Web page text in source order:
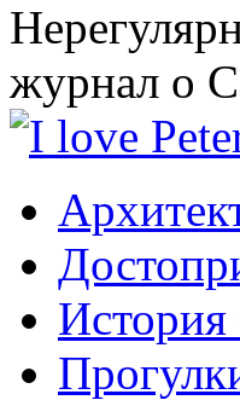
журнал о
История